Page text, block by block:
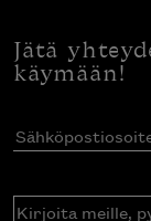
Jätä
käymään!
Sähköpostiosoite
Kirjoita